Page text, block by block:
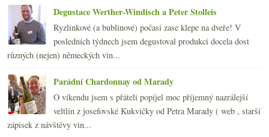
►2013(249)
►2012(254)
►2011(252)
► 2010 (249)
2009 (249)
►2008(270)
►2007(108)
Degustace Werther-Windisch a Peter Stolleis
Ryzlinkové (a bublinové) počasí zase klepe na dveře! V
posledních týdnech jsem degustoval produkci docela dost
různých (nejen) německých vin...
Parádní Chardonnay od Marady
O víkendu jsem s přáteli popíjel moc příjemný nazrálejší
veltlín z josefovské Kukvičky od Petra Marady ( web , starší
zápisek z návštěvy vin...